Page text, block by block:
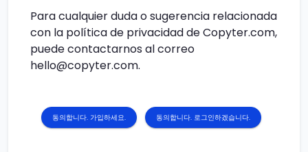
Para cualquier duda o sugerencia relacionada
con la política de privacidad de Copyter.com,
puede contactarnos al correo
hello@copyter.com.
동의합니다. 가입하세요. 동의합니다. 로그인하겠습니다.